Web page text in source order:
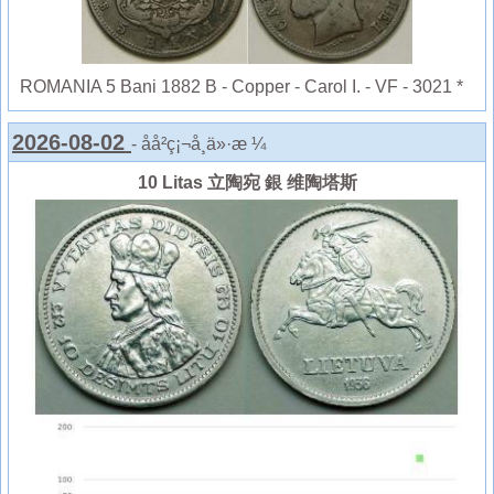
ROMANIA 5 Bani 1882 B - Copper - Carol I. - VF - 3021 *
2026-08-02 - åå²ç¡¬å¸ä»·æ ¼
10 Litas 立陶宛 銀 维陶塔斯